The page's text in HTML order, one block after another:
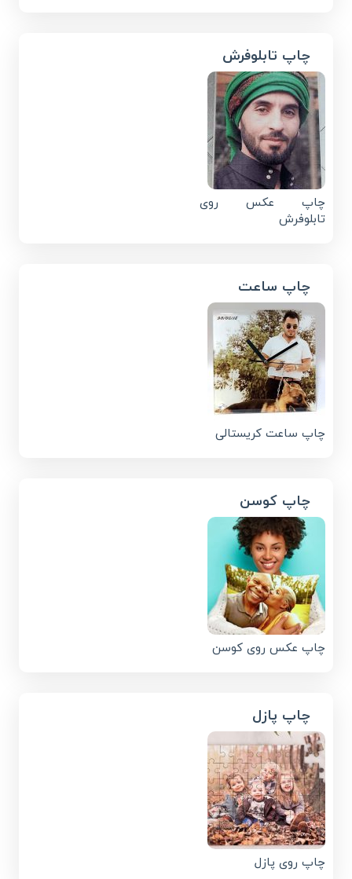
چاپ تابلوفرش
چاپ عکس روی
تابلوفرش
چاپ ساعت
چاپ ساعت کریستالی
چاپ کوسن
چاپ عکس روی کوسن
چاپ پازل
چاپ روی پازل